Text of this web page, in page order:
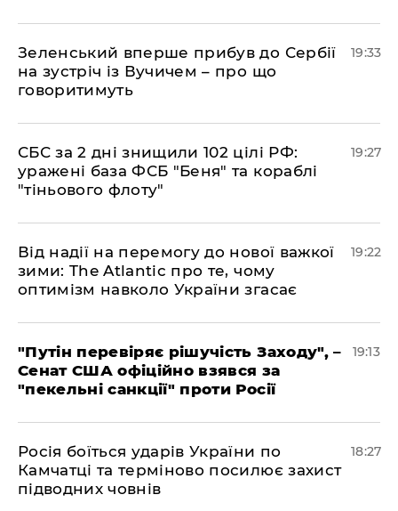
​Зеленський вперше прибув до Сербії
на зустріч із Вучичем – про що
говоритимуть
19:33
​СБС за 2 дні знищили 102 цілі РФ:
уражені база ФСБ "Беня" та кораблі
"тіньового флоту"
19:27
​Від надії на перемогу до нової важкої
зими: The Atlantic про те, чому
оптимізм навколо України згасає
19:22
​"Путін перевіряє рішучість Заходу", –
Сенат США офіційно взявся за
"пекельні санкції" проти Росії
19:13
​Росія боїться ударів України по
Камчатці та терміново посилює захист
підводних човнів
18:27